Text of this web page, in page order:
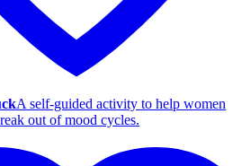
A self-guided activity to help women
out of mood cycles.